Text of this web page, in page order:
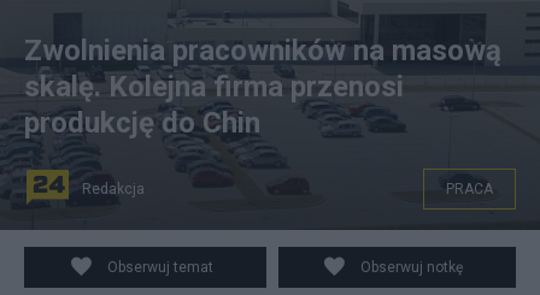
fot. new.abb.com
Zwolnienia pracowników na masową
skalę. Kolejna firma przenosi
produkcję do Chin
Redakcja PRACA
Obserwuj temat Obserwuj notkę